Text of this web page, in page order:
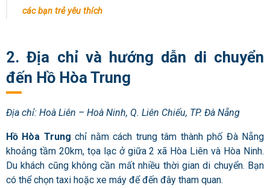
các bạn trẻ yêu thích
2. Địa chỉ và hướng dẫn di chuyển
đến Hồ Hòa Trung
Địa chỉ: Hoà Liên – Hoà Ninh, Q. Liên Chiểu, TP. Đà Nẵng
Hồ Hòa Trung chỉ nằm cách trung tâm thành phố Đà Nẵng
khoảng tầm 20km, tọa lạc ở giữa 2 xã Hòa Liên và Hòa Ninh.
Du khách cũng không cần mất nhiều thời gian di chuyển. Bạn
có thể chọn taxi hoặc xe máy để đến đây tham quan.